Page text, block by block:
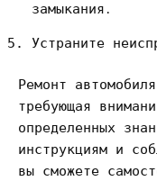
замыкания․
Устраните
Ремонт
требующая
определенных
инструкциям и
вы сможете